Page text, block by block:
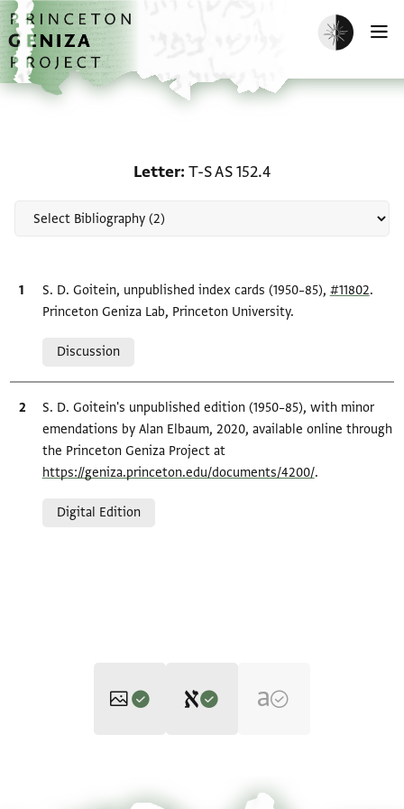
Skip to main content
home
Enable dark
Letter T-S AS 152.4
Bibliographic citation
S. D. Goitein, unpublished index cards (1950–85), #11802.
Princeton Geniza Lab, Princeton University.
Discussion
Bibliographic citation
S. D. Goitein's unpublished edition (1950–85), with minor
emendations by Alan Elbaum, 2020, available online through
the Princeton Geniza Project at
https://geniza.princeton.edu/documents/4200/.
Digital Edition
S. D. Goitein's unpublished edition (1950–85), with minor